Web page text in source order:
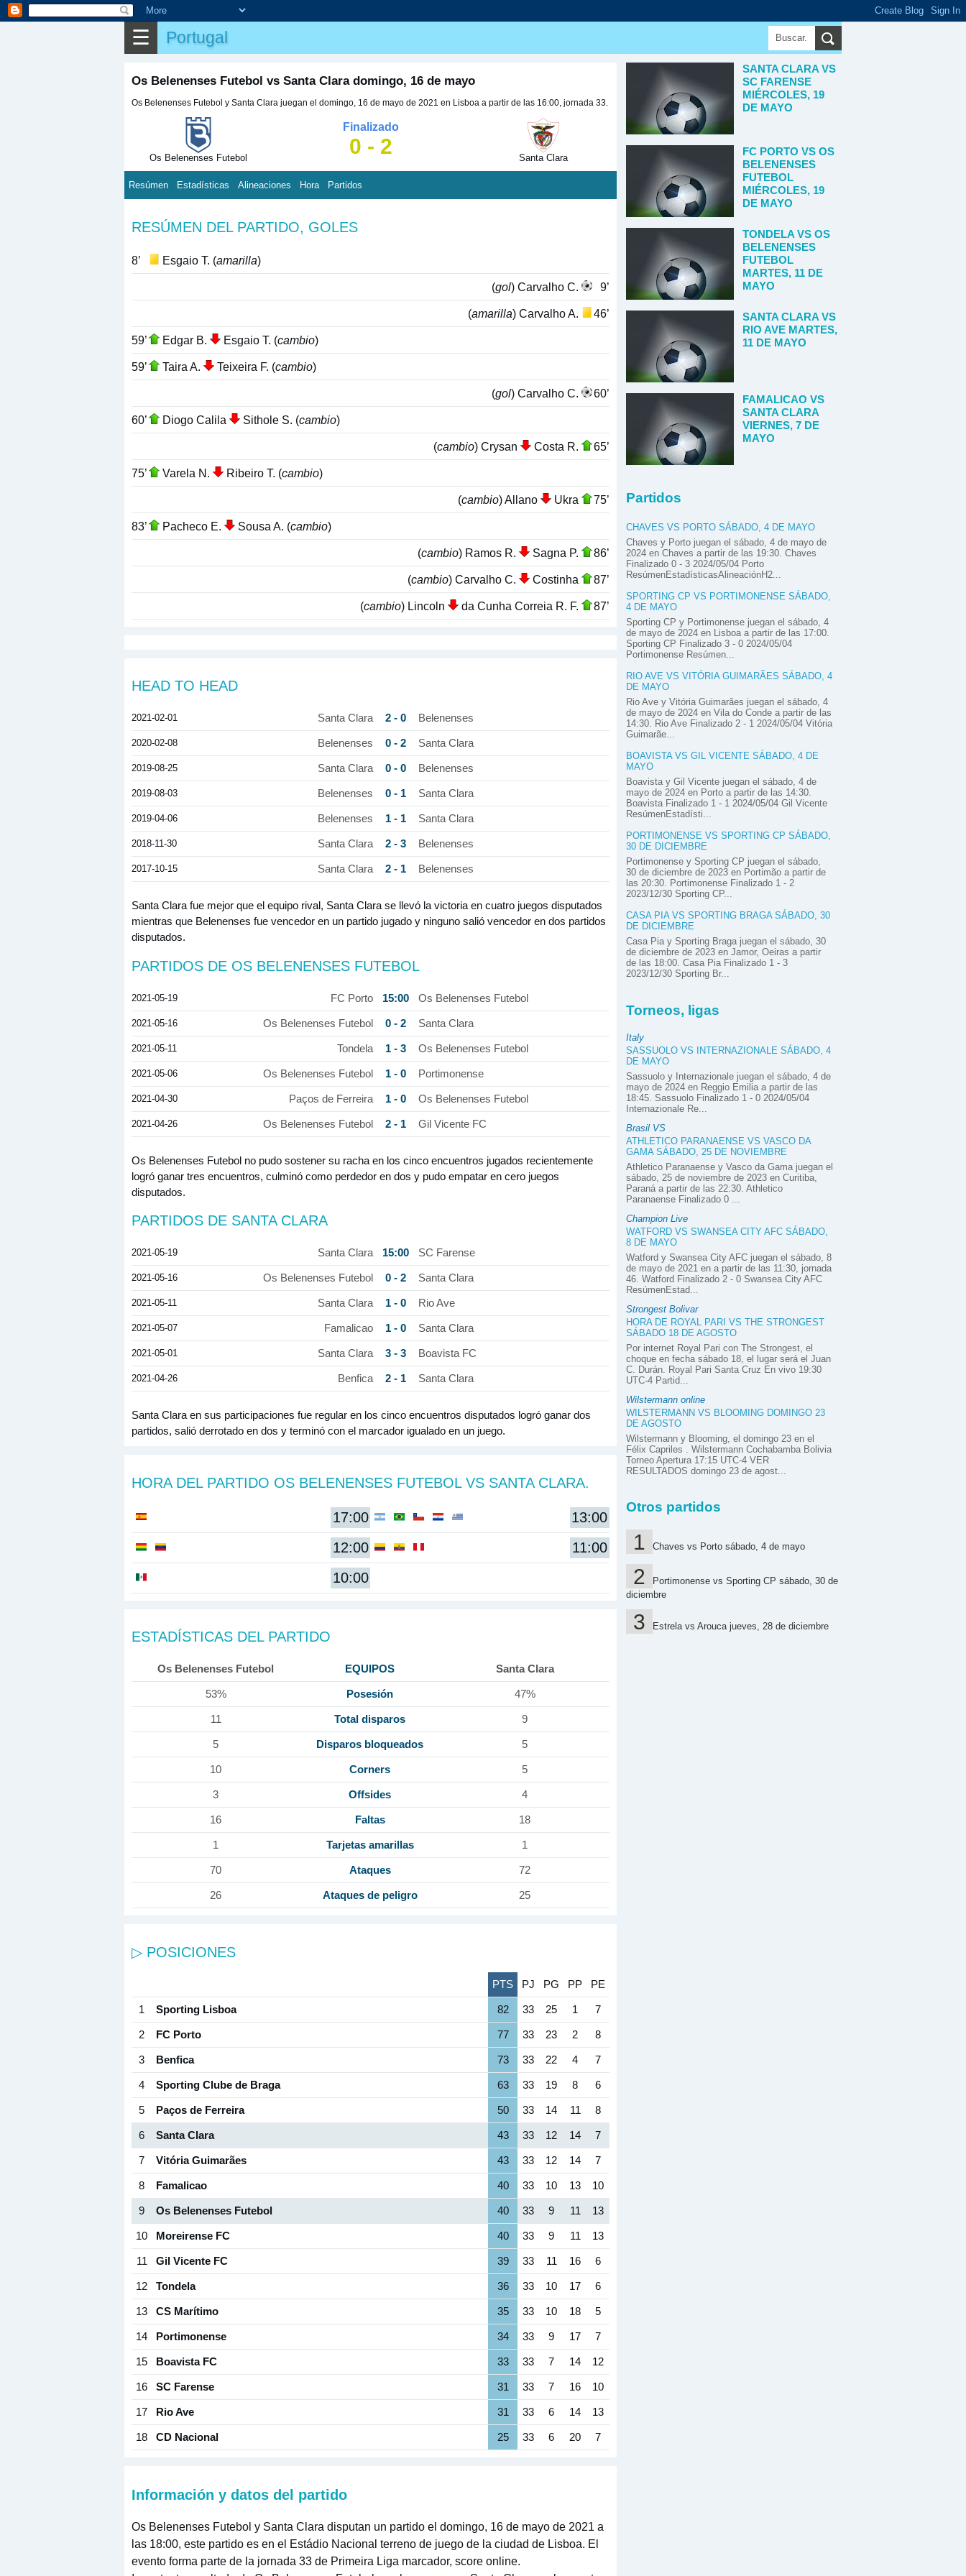
☰ Portugal
Os Belenenses Futebol vs Santa Clara domingo, 16 de mayo
Os Belenenses Futebol y Santa Clara juegan el domingo, 16 de mayo de 2021 en Lisboa a partir de las 16:00, jornada 33.
Os Belenenses Futebol
Finalizado
0 - 2 Santa Clara
Resúmen Estadísticas Alineaciones Hora Partidos
RESÚMEN DEL PARTIDO, GOLES
8’ Esgaio T. (amarilla)
(gol) Carvalho C. 9’
(amarilla) Carvalho A. 46’
59’ Edgar B. Esgaio T. (cambio)
59’ Taira A. Teixeira F. (cambio)
(gol) Carvalho C. 60’
60’ Diogo Calila Sithole S. (cambio)
(cambio) Crysan Costa R. 65’
75’ Varela N. Ribeiro T. (cambio)
(cambio) Allano Ukra 75’
83’ Pacheco E. Sousa A. (cambio)
(cambio) Ramos R. Sagna P. 86’
(cambio) Carvalho C. Costinha 87’
(cambio) Lincoln da Cunha Correia R. F. 87’
HEAD TO HEAD
2021-02-01 Santa Clara 2 - 0 Belenenses
2020-02-08 Belenenses 0 - 2 Santa Clara
2019-08-25 Santa Clara 0 - 0 Belenenses
2019-08-03 Belenenses 0 - 1 Santa Clara
2019-04-06 Belenenses 1 - 1 Santa Clara
2018-11-30 Santa Clara 2 - 3 Belenenses
2017-10-15 Santa Clara 2 - 1 Belenenses
Santa Clara fue mejor que el equipo rival, Santa Clara se llevó la victoria en cuatro juegos disputados
mientras que Belenenses fue vencedor en un partido jugado y ninguno salió vencedor en dos partidos
disputados.
PARTIDOS DE OS BELENENSES FUTEBOL
2021-05-19 FC Porto 15:00 Os Belenenses Futebol
2021-05-16 Os Belenenses Futebol 0 - 2 Santa Clara
2021-05-11 Tondela 1 - 3 Os Belenenses Futebol
2021-05-06 Os Belenenses Futebol 1 - 0 Portimonense
2021-04-30 Paços de Ferreira 1 - 0 Os Belenenses Futebol
2021-04-26 Os Belenenses Futebol 2 - 1 Gil Vicente FC
Os Belenenses Futebol no pudo sostener su racha en los cinco encuentros jugados recientemente
logró ganar tres encuentros, culminó como perdedor en dos y pudo empatar en cero juegos
disputados.
PARTIDOS DE SANTA CLARA
2021-05-19 Santa Clara 15:00 SC Farense
2021-05-16 Os Belenenses Futebol 0 - 2 Santa Clara
2021-05-11 Santa Clara 1 - 0 Rio Ave
2021-05-07 Famalicao 1 - 0 Santa Clara
2021-05-01 Santa Clara 3 - 3 Boavista FC
2021-04-26 Benfica 2 - 1 Santa Clara
Santa Clara en sus participaciones fue regular en los cinco encuentros disputados logró ganar dos
partidos, salió derrotado en dos y terminó con el marcador igualado en un juego.
HORA DEL PARTIDO OS BELENENSES FUTEBOL VS SANTA CLARA.
17:00
13:00
12:00
11:00
10:00
ESTADÍSTICAS DEL PARTIDO
Os Belenenses Futebol EQUIPOS Santa Clara
53% Posesión 47%
11 Total disparos 9
5 Disparos bloqueados 5
10 Corners 5
3 Offsides 4
16 Faltas 18
1 Tarjetas amarillas 1
70 Ataques 72
26 Ataques de peligro 25
▷ POSICIONES
PTS PJ PG PP PE
1 Sporting Lisboa 82 33 25 1 7
2 FC Porto 77 33 23 2 8
3 Benfica 73 33 22 4 7
4 Sporting Clube de Braga 63 33 19 8 6
5 Paços de Ferreira 50 33 14 11 8
6 Santa Clara 43 33 12 14 7
7 Vitória Guimarães 43 33 12 14 7
8 Famalicao 40 33 10 13 10
9 Os Belenenses Futebol 40 33 9 11 13
10 Moreirense FC 40 33 9 11 13
11 Gil Vicente FC 39 33 11 16 6
12 Tondela 36 33 10 17 6
13 CS Marítimo 35 33 10 18 5
14 Portimonense 34 33 9 17 7
15 Boavista FC 33 33 7 14 12
16 SC Farense 31 33 7 16 10
17 Rio Ave 31 33 6 14 13
18 CD Nacional 25 33 6 20 7
Información y datos del partido
Os Belenenses Futebol y Santa Clara disputan un partido el domingo, 16 de mayo de 2021 a
las 18:00, este partido es en el Estádio Nacional terreno de juego de la ciudad de Lisboa. El
evento forma parte de la jornada 33 de Primeira Liga marcador, score online.
SANTA CLARA VS
SC FARENSE
MIÉRCOLES, 19
DE MAYO
FC PORTO VS OS
BELENENSES
FUTEBOL
MIÉRCOLES, 19
DE MAYO
TONDELA VS OS
BELENENSES
FUTEBOL
MARTES, 11 DE
MAYO
SANTA CLARA VS
RIO AVE MARTES,
11 DE MAYO
FAMALICAO VS
SANTA CLARA
VIERNES, 7 DE
MAYO
Partidos
CHAVES VS PORTO SÁBADO, 4 DE MAYO
Chaves y Porto juegan el sábado, 4 de mayo de
2024 en Chaves a partir de las 19:30. Chaves
Finalizado 0 - 3 2024/05/04 Porto
ResúmenEstadísticasAlineaciónH2...
SPORTING CP VS PORTIMONENSE SÁBADO,
4 DE MAYO
Sporting CP y Portimonense juegan el sábado, 4
de mayo de 2024 en Lisboa a partir de las 17:00.
Sporting CP Finalizado 3 - 0 2024/05/04
Portimonense Resúmen...
RIO AVE VS VITÓRIA GUIMARÃES SÁBADO, 4
DE MAYO
Rio Ave y Vitória Guimarães juegan el sábado, 4
de mayo de 2024 en Vila do Conde a partir de las
14:30. Rio Ave Finalizado 2 - 1 2024/05/04 Vitória
Guimarãe...
BOAVISTA VS GIL VICENTE SÁBADO, 4 DE
MAYO
Boavista y Gil Vicente juegan el sábado, 4 de
mayo de 2024 en Porto a partir de las 14:30.
Boavista Finalizado 1 - 1 2024/05/04 Gil Vicente
ResúmenEstadísti...
PORTIMONENSE VS SPORTING CP SÁBADO,
30 DE DICIEMBRE
Portimonense y Sporting CP juegan el sábado,
30 de diciembre de 2023 en Portimão a partir de
las 20:30. Portimonense Finalizado 1 - 2
2023/12/30 Sporting CP...
CASA PIA VS SPORTING BRAGA SÁBADO, 30
DE DICIEMBRE
Casa Pia y Sporting Braga juegan el sábado, 30
de diciembre de 2023 en Jamor, Oeiras a partir
de las 18:00. Casa Pia Finalizado 1 - 3
2023/12/30 Sporting Br...
Torneos, ligas
Italy
SASSUOLO VS INTERNAZIONALE SÁBADO, 4
DE MAYO
Sassuolo y Internazionale juegan el sábado, 4 de
mayo de 2024 en Reggio Emilia a partir de las
18:45. Sassuolo Finalizado 1 - 0 2024/05/04
Internazionale Re...
Brasil VS
ATHLETICO PARANAENSE VS VASCO DA
GAMA SÁBADO, 25 DE NOVIEMBRE
Athletico Paranaense y Vasco da Gama juegan el
sábado, 25 de noviembre de 2023 en Curitiba,
Paraná a partir de las 22:30. Athletico
Paranaense Finalizado 0 ...
Champion Live
WATFORD VS SWANSEA CITY AFC SÁBADO,
8 DE MAYO
Watford y Swansea City AFC juegan el sábado, 8
de mayo de 2021 en a partir de las 11:30, jornada
46. Watford Finalizado 2 - 0 Swansea City AFC
ResúmenEstad...
Strongest Bolivar
HORA DE ROYAL PARI VS THE STRONGEST
SÁBADO 18 DE AGOSTO
Por internet Royal Pari con The Strongest, el
choque en fecha sábado 18, el lugar será el Juan
C. Durán. Royal Pari Santa Cruz En vivo 19:30
UTC-4 Partid...
Wilstermann online
WILSTERMANN VS BLOOMING DOMINGO 23
DE AGOSTO
Wilstermann y Blooming, el domingo 23 en el
Félix Capriles . Wilstermann Cochabamba Bolivia
Torneo Apertura 17:15 UTC-4 VER
RESULTADOS domingo 23 de agost...
Otros partidos
Chaves vs Porto sábado, 4 de mayo
Portimonense vs Sporting CP sábado, 30 de
diciembre
Estrela vs Arouca jueves, 28 de diciembre